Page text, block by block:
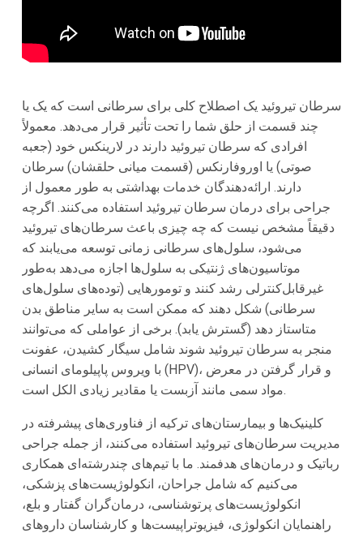
سرطان تیروئید یک اصطلاح کلی برای سرطانی است که یک یا
چند قسمت از حلق شما را تحت تأثیر قرار می‌دهد. معمولاً
افرادی که سرطان تیروئید دارند در لارینکس خود (جعبه
صوتی) یا اوروفارنکس (قسمت میانی حلقشان) سرطان
دارند. ارائه‌دهندگان خدمات بهداشتی به طور معمول از
جراحی برای درمان سرطان تیروئید استفاده می‌کنند. اگرچه
دقیقاً مشخص نیست که چه چیزی باعث سرطان‌های تیروئید
می‌شود، سلول‌های سرطانی زمانی توسعه می‌یابند که
موتاسیون‌های ژنتیکی به سلول‌ها اجازه می‌دهد به‌طور
غیرقابل‌کنترلی رشد کنند و تومورهایی (توده‌های سلول‌های
سرطانی) شکل دهند که ممکن است به سایر مناطق بدن
متاستاز دهد (گسترش یابد). برخی از عواملی که می‌توانند
منجر به سرطان تیروئید شوند شامل سیگار کشیدن، عفونت
با ویروس پاپیلومای انسانی (HPV)، و قرار گرفتن در معرض
مواد سمی مانند آزبست یا مقادیر زیادی الکل است.
کلینیک‌ها و بیمارستان‌های ترکیه از فناوری‌های پیشرفته در
مدیریت سرطان‌های تیروئید استفاده می‌کنند، از جمله جراحی
رباتیک و درمان‌های هدفمند. ما با تیم‌های چندرشته‌ای همکاری
می‌کنیم که شامل جراحان، انکولوژیست‌های پزشکی،
انکولوژیست‌های پرتوشناسی، درمان‌گران گفتار و بلع،
راهنمایان انکولوژی، فیزیوتراپیست‌ها و کارشناسان داروهای